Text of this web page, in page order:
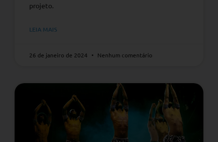
projeto.
LEIA MAIS
26 de janeiro de 2024 Nenhum comentário